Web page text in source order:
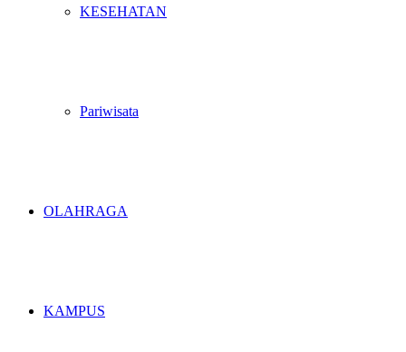
KESEHATAN
Pariwisata
OLAHRAGA
KAMPUS